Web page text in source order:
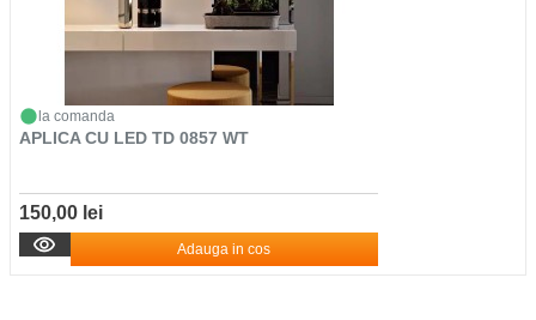
la comanda
APLICA CU LED TD 0857 WT
150,00 lei
Adauga in cos